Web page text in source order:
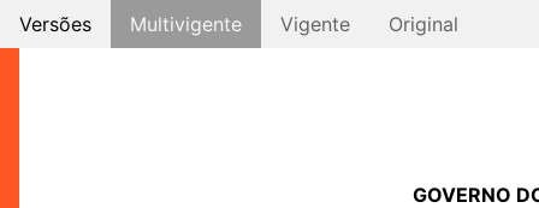
Versões Multivigente Vigente Original
GOVERNO